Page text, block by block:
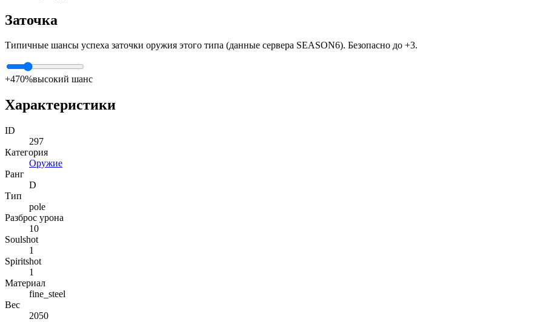
Заточка
Типичные шансы успеха заточки оружия этого типа (данные сервера SEASON6). Безопасно до +3.
+470%высокий шанс
Характеристики
ID
297
Категория
Оружие
Ранг
D
Тип
pole
Разброс урона
10
Soulshot
1
Spiritshot
1
Материал
fine_steel
Вес
2050